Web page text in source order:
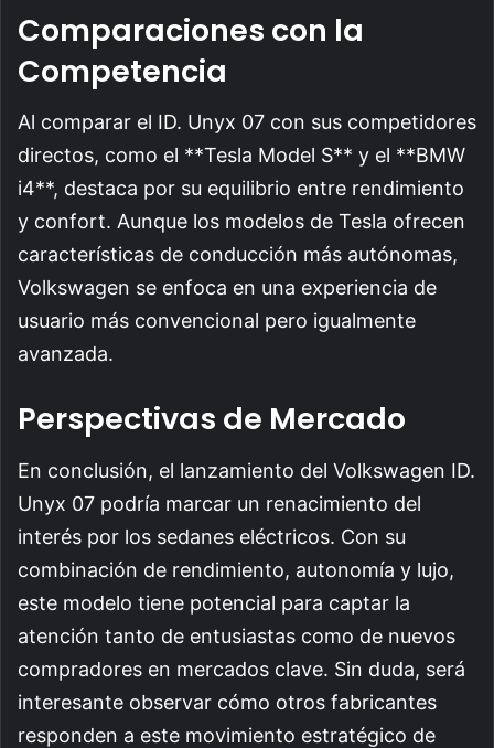
Comparaciones con la
Competencia
Al comparar el ID. Unyx 07 con sus competidores
directos, como el **Tesla Model S** y el **BMW
i4**, destaca por su equilibrio entre rendimiento
y confort. Aunque los modelos de Tesla ofrecen
características de conducción más autónomas,
Volkswagen se enfoca en una experiencia de
usuario más convencional pero igualmente
avanzada.
Perspectivas de Mercado
En conclusión, el lanzamiento del Volkswagen ID.
Unyx 07 podría marcar un renacimiento del
interés por los sedanes eléctricos. Con su
combinación de rendimiento, autonomía y lujo,
este modelo tiene potencial para captar la
atención tanto de entusiastas como de nuevos
compradores en mercados clave. Sin duda, será
interesante observar cómo otros fabricantes
responden a este movimiento estratégico de